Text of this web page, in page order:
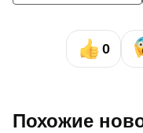
0
Похожие